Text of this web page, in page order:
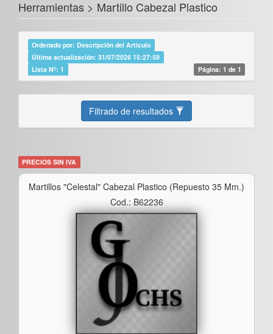
Herramientas > Martillo Cabezal Plastico
Ordenado por: Descripción del Artículo
Última actualización: 31/07/2026 15:27:59
Lista Nº: 1
Página: 1 de 1
Filtrado de resultados
PRECIOS SIN IVA
Martillos "celestal" Cabezal Plastico (repuesto 35 Mm.)
Cod.: B62236